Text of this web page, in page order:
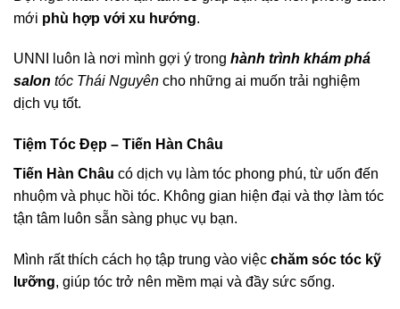
mới phù hợp với xu hướng.
UNNI luôn là nơi mình gợi ý trong hành trình khám phá
salon tóc Thái Nguyên cho những ai muốn trải nghiệm
dịch vụ tốt.
Tiệm Tóc Đẹp – Tiến Hàn Châu
Tiến Hàn Châu có dịch vụ làm tóc phong phú, từ uốn đến
nhuộm và phục hồi tóc. Không gian hiện đại và thợ làm tóc
tận tâm luôn sẵn sàng phục vụ bạn.
Mình rất thích cách họ tập trung vào việc chăm sóc tóc kỹ
lưỡng, giúp tóc trở nên mềm mại và đầy sức sống.